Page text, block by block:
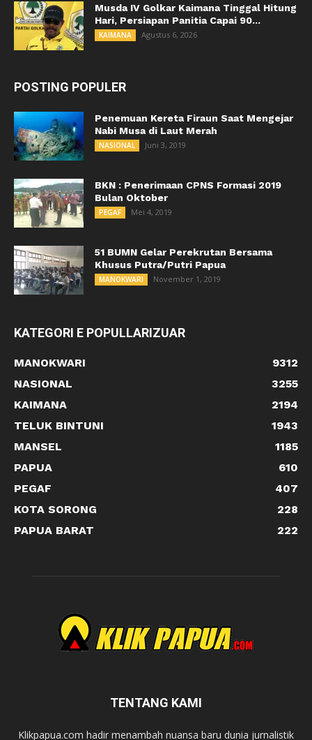
Musda IV Golkar Kaimana Tinggal Hitung
Hari, Persiapan Panitia Capai 90...
KAIMANA Agustus 6, 2026
POSTING POPULER
Penemuan Kereta Firaun Saat Mengejar
Nabi Musa di Laut Merah
NASIONAL Juni 3, 2019
BKN : Penerimaan CPNS Formasi 2019
Bulan Oktober
PEGAF Mei 4, 2019
51 BUMN Gelar Perekrutan Bersama
Khusus Putra/Putri Papua
MANOKWARI November 1, 2019
KATEGORI E POPULLARIZUAR
MANOKWARI
9312
NASIONAL
3255
KAIMANA
2194
TELUK BINTUNI
1943
MANSEL
1185
PAPUA
610
PEGAF
407
KOTA SORONG
228
PAPUA BARAT
222
TENTANG KAMI
Klikpapua.com hadir menambah nuansa baru dunia jurnalistik